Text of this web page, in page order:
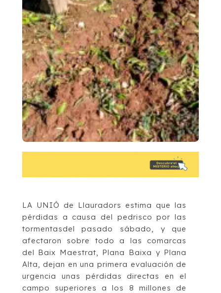
LA UNIÓ de Llauradors estima que las
pérdidas a causa del pedrisco por las
tormentasdel pasado sábado, y que
afectaron sobre todo a las comarcas
del Baix Maestrat, Plana Baixa y Plana
Alta, dejan en una primera evaluación de
urgencia unas pérdidas directas en el
campo superiores a los 8 millones de